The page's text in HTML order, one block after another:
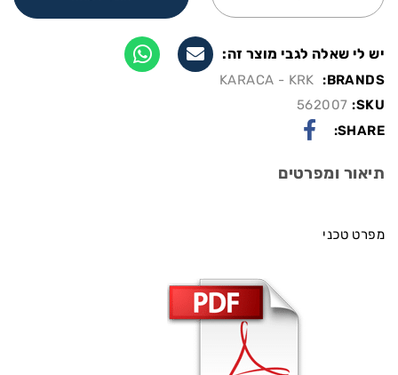
יש לי שאלה לגבי מוצר זה:
BRANDS:
KARACA - KRK
SKU:
562007
SHARE:
תיאור ומפרטים
מפרט טכני